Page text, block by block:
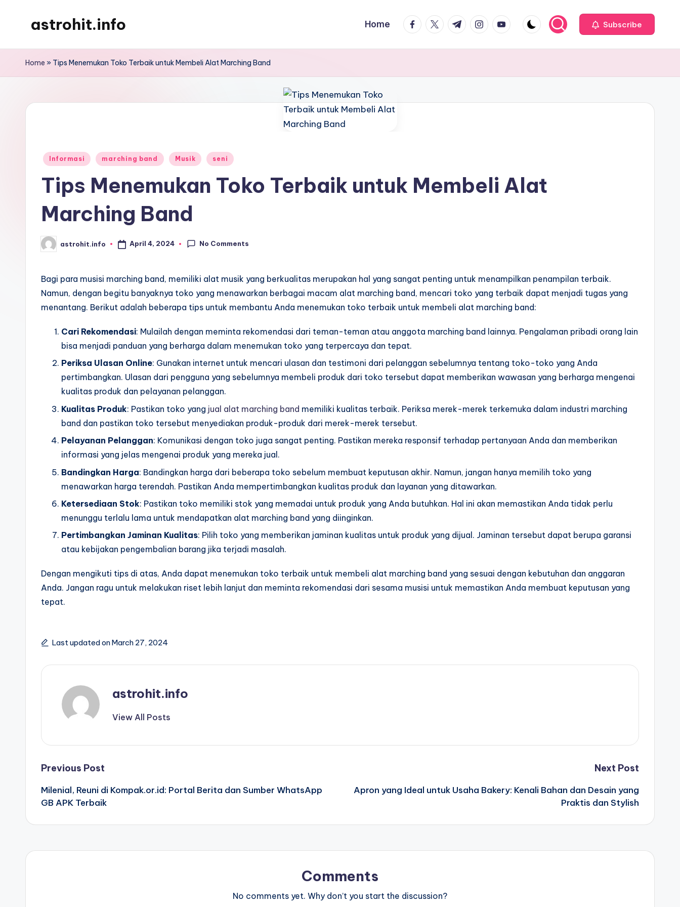
astrohit.info
Tepat
Home facebook.com
twitter.com
t.me instagram.com
youtube.com Subscribe
Home » Tips Menemukan Toko Terbaik untuk Membeli Alat Marching Band
Posted
Informasi marching band Musik seni
Tips Menemukan Toko Terbaik untuk Membeli Alat
Marching Band
Posted
by
astrohit.info April 4, 2024 No Comments
Bagi para musisi marching band, memiliki alat musik yang berkualitas merupakan hal yang sangat penting untuk menampilkan penampilan terbaik.
Namun, dengan begitu banyaknya toko yang menawarkan berbagai macam alat marching band, mencari toko yang terbaik dapat menjadi tugas yang
menantang. Berikut adalah beberapa tips untuk membantu Anda menemukan toko terbaik untuk membeli alat marching band:
Cari Rekomendasi: Mulailah dengan meminta rekomendasi dari teman-teman atau anggota marching band lainnya. Pengalaman pribadi orang lain
bisa menjadi panduan yang berharga dalam menemukan toko yang terpercaya dan tepat.
Periksa Ulasan Online: Gunakan internet untuk mencari ulasan dan testimoni dari pelanggan sebelumnya tentang toko-toko yang Anda
pertimbangkan. Ulasan dari pengguna yang sebelumnya membeli produk dari toko tersebut dapat memberikan wawasan yang berharga mengenai
kualitas produk dan pelayanan pelanggan.
Kualitas Produk: Pastikan toko yang jual alat marching band memiliki kualitas terbaik. Periksa merek-merek terkemuka dalam industri marching
band dan pastikan toko tersebut menyediakan produk-produk dari merek-merek tersebut.
Pelayanan Pelanggan: Komunikasi dengan toko juga sangat penting. Pastikan mereka responsif terhadap pertanyaan Anda dan memberikan
informasi yang jelas mengenai produk yang mereka jual.
Bandingkan Harga: Bandingkan harga dari beberapa toko sebelum membuat keputusan akhir. Namun, jangan hanya memilih toko yang
menawarkan harga terendah. Pastikan Anda mempertimbangkan kualitas produk dan layanan yang ditawarkan.
Ketersediaan Stok: Pastikan toko memiliki stok yang memadai untuk produk yang Anda butuhkan. Hal ini akan memastikan Anda tidak perlu
menunggu terlalu lama untuk mendapatkan alat marching band yang diinginkan.
Pertimbangkan Jaminan Kualitas: Pilih toko yang memberikan jaminan kualitas untuk produk yang dijual. Jaminan tersebut dapat berupa garansi
atau kebijakan pengembalian barang jika terjadi masalah.
Dengan mengikuti tips di atas, Anda dapat menemukan toko terbaik untuk membeli alat marching band yang sesuai dengan kebutuhan dan anggaran
Anda. Jangan ragu untuk melakukan riset lebih lanjut dan meminta rekomendasi dari sesama musisi untuk memastikan Anda membuat keputusan yang
tepat.
Last updated on March 27, 2024
astrohit.info
View All Posts
Post
navigation
Previous Post
Milenial, Reuni di Kompak.or.id: Portal Berita dan Sumber WhatsApp
GB APK Terbaik
Next Post
Apron yang Ideal untuk Usaha Bakery: Kenali Bahan dan Desain yang
Praktis dan Stylish
Comments
No comments yet. Why don’t you start the discussion?